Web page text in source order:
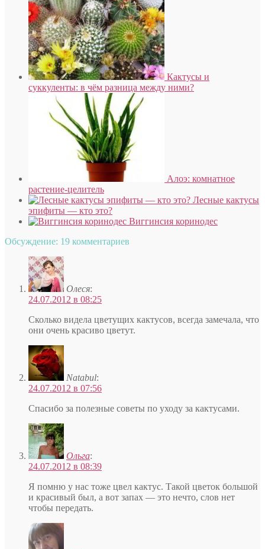
Кактусы и
суккуленты: в чём разница между ними?
Алоэ: комнатное
растение-целитель
Лесные кактусы
эпифиты — кто это?
Виггинсия коринодес
Обсуждение: 19 комментариев
Олеся:
24.07.2012 в 08:25
Сколько видела цветущих кактусов, всегда замечала, что
они очень красиво цветут.
Natabul:
24.07.2012 в 07:56
Спасибо за полезные советы по уходу за кактусами.
Ольга:
24.07.2012 в 08:39
Я помню у нас тоже цвел кактус. Такой цветок большой
и красивый был, а вот запах — это нечто, слов нет
чтобы передать.